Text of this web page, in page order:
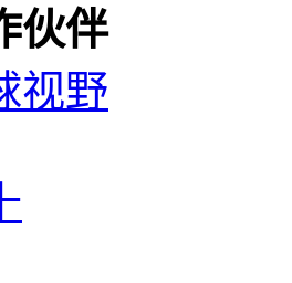
伙伴
视野